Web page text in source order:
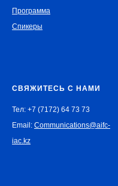
Программа
Спикеры
СВЯЖИТЕСЬ С НАМИ
Тел: +7 (7172) 64 73 73
Email: Communications@aifc-
iac.kz